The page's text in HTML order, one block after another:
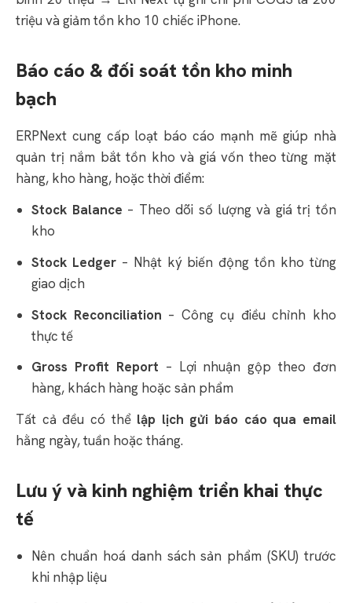
triệu và giảm tồn kho 10 chiếc iPhone.
Báo cáo & đối soát tồn kho minh
bạch
ERPNext cung cấp loạt báo cáo mạnh mẽ giúp nhà
quản trị nắm bắt tồn kho và giá vốn theo từng mặt
hàng, kho hàng, hoặc thời điểm:
Stock Balance – Theo dõi số lượng và giá trị tồn
kho
Stock Ledger– Nhật ký biến động tồn kho từng
giao dịch
Stock Reconciliation – Công cụ điều chỉnh kho
thực tế
Gross Profit Report – Lợi nhuận gộp theo đơn
hàng, khách hàng hoặc sản phẩm
Tất cả đều có thể lập lịch gửi báo cáo qua email
hằng ngày, tuần hoặc tháng.
Lưu ý và kinh nghiệm triển khai thực
tế
Nên chuẩn hoá danh sách sản phẩm (SKU) trước
khi nhập liệu